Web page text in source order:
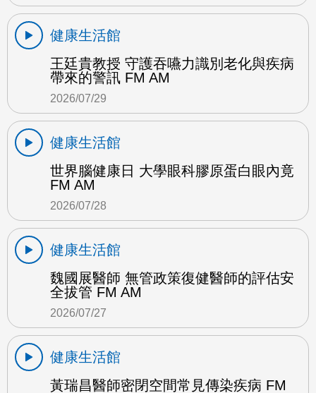
健康生活館
王廷貴教授 守護吞嚥力識別老化與疾病
帶來的警訊 FM AM
2026/07/29
健康生活館
世界腦健康日 大學眼科膠原蛋白眼內竟
FM AM
2026/07/28
健康生活館
魏國展醫師 無管政策復健醫師的評估安
全拔管 FM AM
2026/07/27
健康生活館
黃瑞昌醫師密閉空間常見傳染疾病 FM